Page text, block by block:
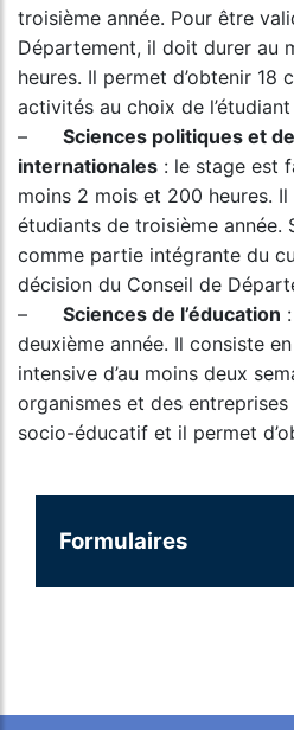
troisième année. Pour être
Département, il doit durer au
heures. Il permet d’obtenir 18
activités au choix de l’étudiant
– Sciences politiques et
internationales : le stage est
moins 2 mois et 200 heures.
étudiants de troisième année.
comme partie intégrante du
décision du Conseil de
– Sciences de l’éducation
deuxième année. Il consiste
intensive d’au moins deux
organismes et des
socio-éducatif et il permet
Formulaires